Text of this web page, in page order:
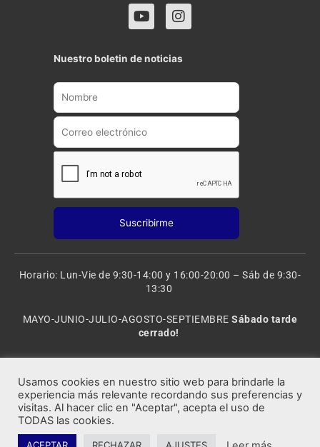
Y
o
t
u
b
I
n
t
a
g
a
Nuestro boletin de noticias
Horario: Lun-Vie de 9:30-14:00 y 16:00-20:00 – Sáb de 9:30-
13:30
MAYO-JUNIO-JULIO-AGOSTO-SEPTIEMBRESábado tarde
cerrado!
Rocafort Modelismo | Copyright 2021 © Todos los derechos
Usamos cookies en nuestro sitio web para brindarle la
experiencia más relevante recordando sus preferencias y
visitas. Al hacer clic en "Aceptar", acepta el uso de
TODAS las cookies.